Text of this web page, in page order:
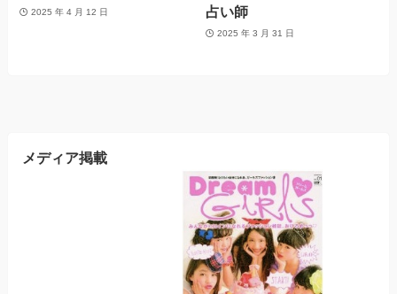
2025 年 4 月 12 日
占い師
2025 年 3 月 31 日
メディア掲載